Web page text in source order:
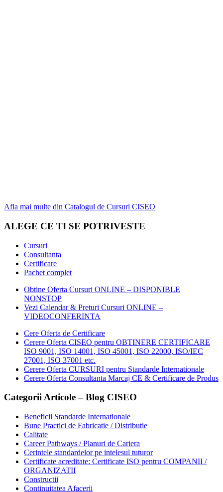
Afla mai multe din Catalogul de Cursuri CISEO
ALEGE CE TI SE POTRIVESTE
Cursuri
Consultanta
Certificare
Pachet complet
Obtine Oferta Cursuri ONLINE – DISPONIBLE
NONSTOP
Vezi Calendar & Preturi Cursuri ONLINE –
VIDEOCONFERINTA
Cere Oferta de Certificare
Cerere Oferta CISEO pentru OBTINERE CERTIFICARE
ISO 9001, ISO 14001, ISO 45001, ISO 22000, ISO/IEC
27001, ISO 37001 etc.
Cerere Oferta CURSURI pentru Standarde Internationale
Cerere Oferta Consultanta Marcaj CE & Certificare de Produs
Categorii Articole – Blog CISEO
Beneficii Standarde Internationale
Bune Practici de Fabricatie / Distributie
Calitate
Career Pathways / Planuri de Cariera
Cerintele standardelor pe intelesul tuturor
Certificate acreditate: Certificate ISO pentru COMPANII /
ORGANIZATII
Constructii
Continuitatea Afacerii